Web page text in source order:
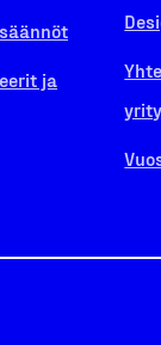
ja